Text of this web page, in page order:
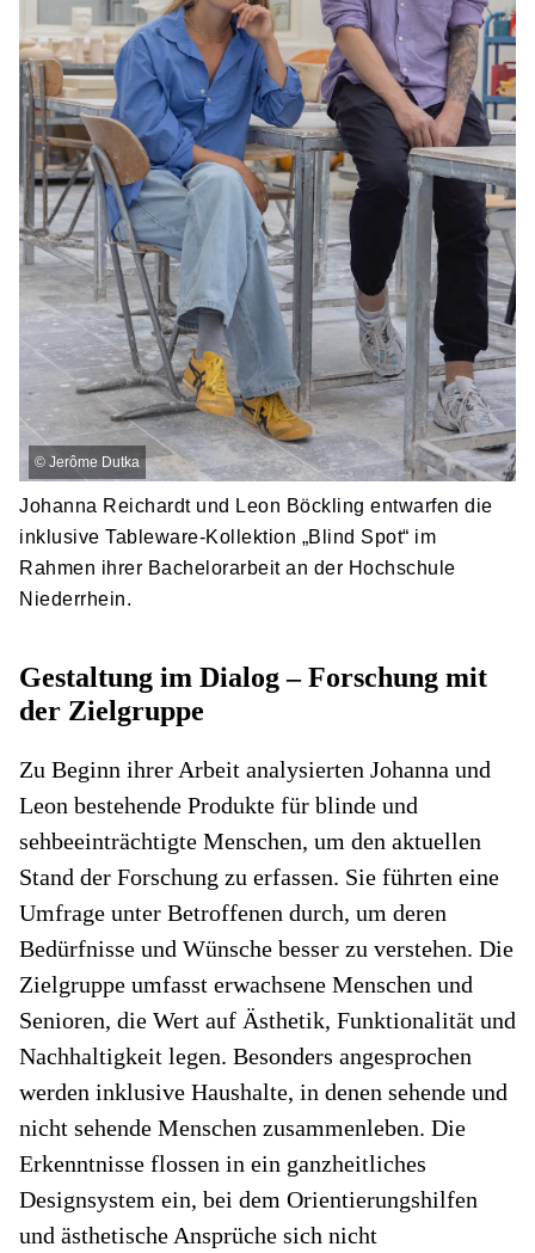
© Jerôme Dutka
Johanna Reichardt und Leon Böckling entwarfen die
inklusive Tableware-Kollektion „Blind Spot“ im
Rahmen ihrer Bachelorarbeit an der Hochschule
Niederrhein.
Gestaltung im Dialog – Forschung mit
der Zielgruppe
Zu Beginn ihrer Arbeit analysierten Johanna und
Leon bestehende Produkte für blinde und
sehbeeinträchtigte Menschen, um den aktuellen
Stand der Forschung zu erfassen. Sie führten eine
Umfrage unter Betroffenen durch, um deren
Bedürfnisse und Wünsche besser zu verstehen. Die
Zielgruppe umfasst erwachsene Menschen und
Senioren, die Wert auf Ästhetik, Funktionalität und
Nachhaltigkeit legen. Besonders angesprochen
werden inklusive Haushalte, in denen sehende und
nicht sehende Menschen zusammenleben. Die
Erkenntnisse flossen in ein ganzheitliches
Designsystem ein, bei dem Orientierungshilfen
und ästhetische Ansprüche sich nicht